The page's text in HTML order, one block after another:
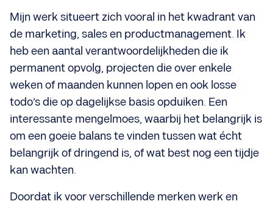
Mijn werk situeert zich vooral in het kwadrant van
de marketing, sales en productmanagement. Ik
heb een aantal verantwoordelijkheden die ik
permanent opvolg, projecten die over enkele
weken of maanden kunnen lopen en ook losse
todo’s die op dagelijkse basis opduiken. Een
interessante mengelmoes, waarbij het belangrijk is
om een goeie balans te vinden tussen wat écht
belangrijk of dringend is, of wat best nog een tijdje
kan wachten.
Doordat ik voor verschillende merken werk en